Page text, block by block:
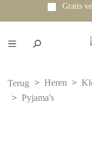
hoofdinhoud
Gratis
Terug Heren
Pyjama's